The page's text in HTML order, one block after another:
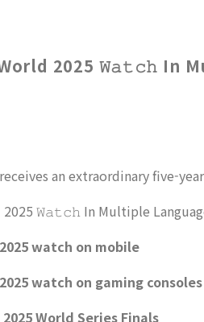
2025 𝚆𝚊𝚝𝚌𝚑 In
an extraordinary five-
watch on mobile
watch on gaming consoles
World Series Finals